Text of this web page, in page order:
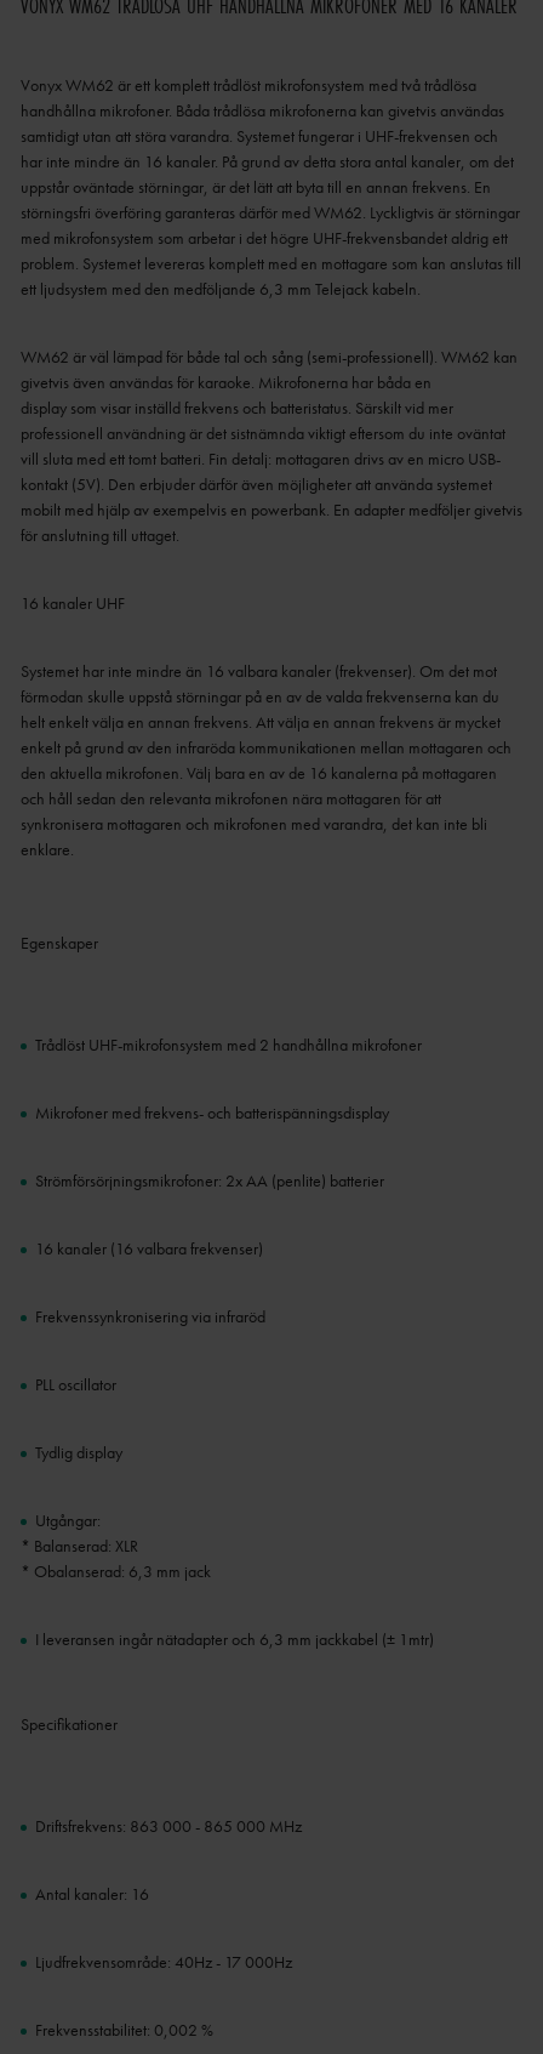
Vonyx WM62 är ett komplett trådlöst mikrofonsystem med två trådlösa
handhållna mikrofoner. Båda trådlösa mikrofonerna kan givetvis användas
samtidigt utan att störa varandra. Systemet fungerar i UHF-frekvensen och
har inte mindre än 16 kanaler. På grund av detta stora antal kanaler, om det
uppstår oväntade störningar, är det lätt att byta till en annan frekvens. En
störningsfri överföring garanteras därför med WM62. Lyckligtvis är störningar
med mikrofonsystem som arbetar i det högre UHF-frekvensbandet aldrig ett
problem. Systemet levereras komplett med en mottagare som kan anslutas till
ett ljudsystem med den medföljande 6,3 mm Telejack kabeln.
WM62 är väl lämpad för både tal och sång (semi-professionell). WM62 kan
givetvis även användas för karaoke. Mikrofonerna har båda en
display som visar inställd frekvens och batteristatus. Särskilt vid mer
professionell användning är det sistnämnda viktigt eftersom du inte oväntat
vill sluta med ett tomt batteri. Fin detalj: mottagaren drivs av en micro USB-
kontakt (5V). Den erbjuder därför även möjligheter att använda systemet
mobilt med hjälp av exempelvis en powerbank. En adapter medföljer givetvis
för anslutning till uttaget.
16 kanaler UHF
Systemet har inte mindre än 16 valbara kanaler (frekvenser). Om det mot
förmodan skulle uppstå störningar på en av de valda frekvenserna kan du
helt enkelt välja en annan frekvens. Att välja en annan frekvens är mycket
enkelt på grund av den infraröda kommunikationen mellan mottagaren och
den aktuella mikrofonen. Välj bara en av de 16 kanalerna på mottagaren
och håll sedan den relevanta mikrofonen nära mottagaren för att
synkronisera mottagaren och mikrofonen med varandra, det kan inte bli
enklare.
Egenskaper
Trådlöst UHF-mikrofonsystem med 2 handhållna mikrofoner
Mikrofoner med frekvens- och batterispänningsdisplay
Strömförsörjningsmikrofoner: 2x AA (penlite) batterier
16 kanaler (16 valbara frekvenser)
Frekvenssynkronisering via infraröd
PLL oscillator
Tydlig display
Utgångar:
* Balanserad: XLR
* Obalanserad: 6,3 mm jack
I leveransen ingår nätadapter och 6,3 mm jackkabel (± 1mtr)
Specifikationer
Driftsfrekvens: 863 000 - 865 000 MHz
Antal kanaler: 16
Ljudfrekvensområde: 40Hz - 17 000Hz
Frekvensstabilitet: 0,002 %